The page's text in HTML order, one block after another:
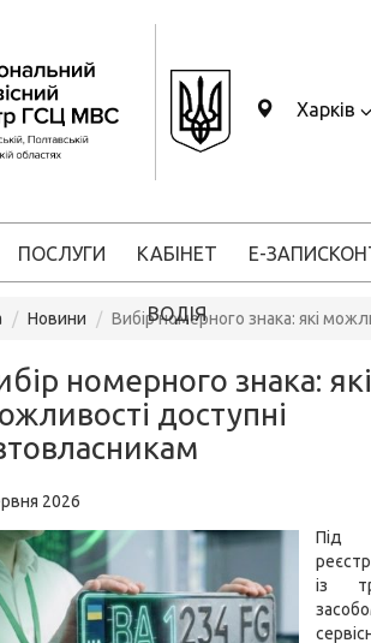
Харків
ПОСЛУГИ КАБІНЕТ
ВОДІЯ
Е-ЗАПИС
Новини Вибір номерного знака: які
номерного знака: які
доступні
2026
із